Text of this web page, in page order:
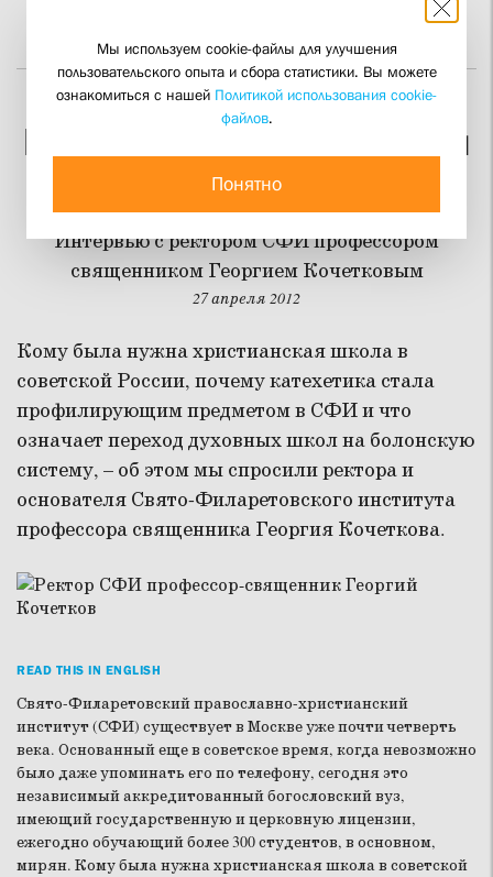
Можно ли верить, будучи
необразованным?
Интервью с ректором СФИ профессором
священником Георгием Кочетковым
27 апреля 2012
Кому была нужна христианская школа в
советской России, почему катехетика стала
профилирующим предметом в СФИ и что
означает переход духовных школ на болонскую
систему, – об этом мы спросили ректора и
основателя Свято-Филаретовского института
профессора священника Георгия Кочеткова.
READ THIS IN ENGLISH
Свято-Филаретовский православно-христианский
институт (СФИ) существует в Москве уже почти четверть
века. Основанный еще в советское время, когда невозможно
было даже упоминать его по телефону, сегодня это
независимый аккредитованный богословский вуз,
имеющий государственную и церковную лицензии,
ежегодно обучающий более 300 студентов, в основном,
мирян. Кому была нужна христианская школа в советской
Мы используем cookie-файлы для улучшения
пользовательского опыта и сбора статистики. Вы можете
ознакомиться с нашей Политикой использования cookie-
файлов.
Понятно